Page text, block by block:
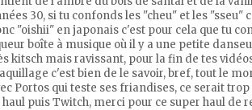
30, si tu confonds les "cheu" et les
"oishii" en japonais c'est pour cela que tu
boîte à musique où il y a une petite
kitsch mais ravissant, pour la fin de tes
c'est bien de le savoir, bref, tout le
Portos qui teste ses friandises, ce serait
haul puis Twitch, merci pour ce super haul de